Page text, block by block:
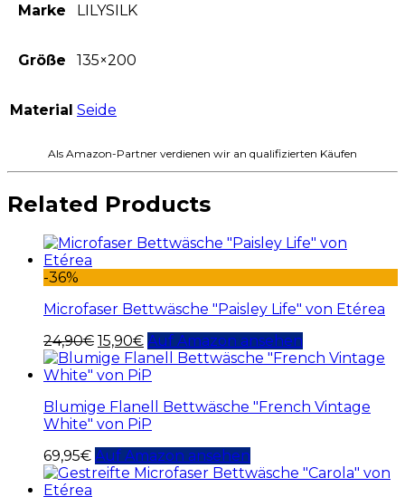
Marke LILYSILK
Größe 135×200
Material Seide
Als Amazon-Partner verdienen wir an qualifizierten Käufen
Related Products
-36%
Microfaser Bettwäsche "Paisley Life" von Etérea
24,90€ 15,90€ Auf Amazon ansehen
Blumige Flanell Bettwäsche "French Vintage
White" von PiP
69,95€ Auf Amazon ansehen